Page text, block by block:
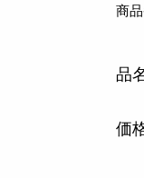
商
品
価